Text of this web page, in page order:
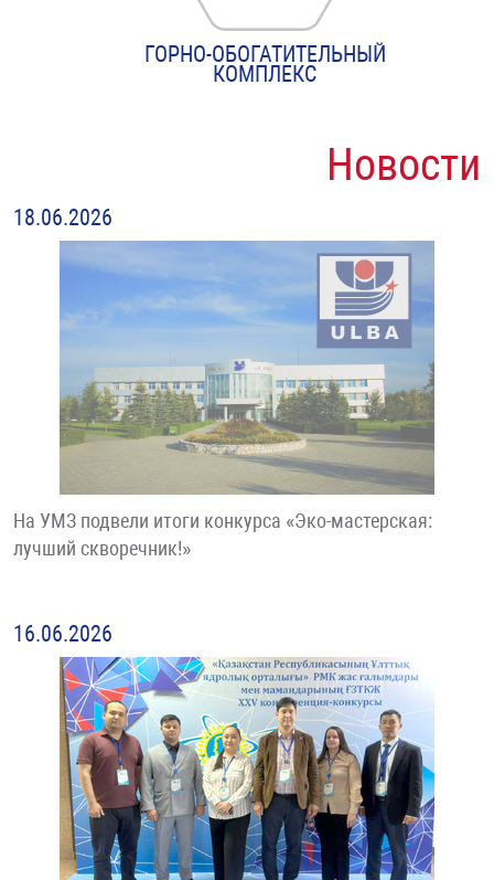
ГОРНО-ОБОГАТИТЕЛЬНЫЙ
КОМПЛЕКС
Новости
18.06.2026
На УМЗ подвели итоги конкурса «Эко-мастерская:
лучший скворечник!»
16.06.2026